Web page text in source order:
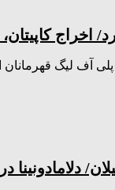
۰۰:۰۲ – ۰۱ اسفند ۱۴۰۳ پلی آف لیگ قهرمانان